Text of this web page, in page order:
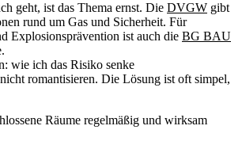
geht, ist das Thema ernst. Die DVGW gibt
rund um Gas und Sicherheit. Für
Explosionsprävention ist auch die BG BAU
wie ich das Risiko senke
romantisieren. Die Lösung ist oft simpel,
Räume regelmäßig und wirksam